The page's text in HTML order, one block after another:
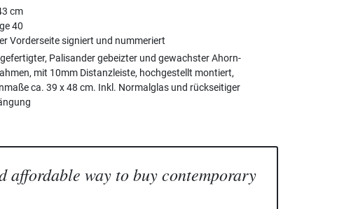
cm
40
Vorderseite signiert und nummeriert
Palisander gebeizter und gewachster Ahorn-
mit 10mm Distanzleiste, hochgestellt montiert,
ca. 39 x 48 cm. Inkl. Normalglas und rückseitiger
affordable way to buy contemporary